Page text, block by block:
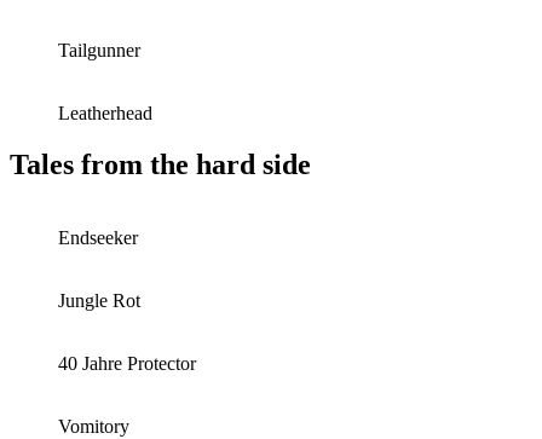
Tailgunner
Leatherhead
Tales from the hard side
Endseeker
Jungle Rot
40 Jahre Protector
Vomitory